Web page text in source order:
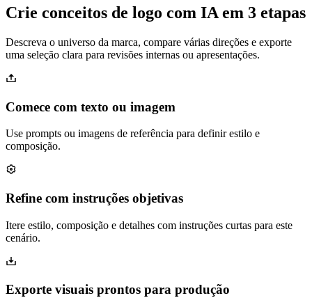
Crie conceitos de logo com IA em 3 etapas
Descreva o universo da marca, compare várias direções e exporte
uma seleção clara para revisões internas ou apresentações.
Comece com texto ou imagem
Use prompts ou imagens de referência para definir estilo e
composição.
Refine com instruções objetivas
Itere estilo, composição e detalhes com instruções curtas para este
cenário.
Exporte visuais prontos para produção